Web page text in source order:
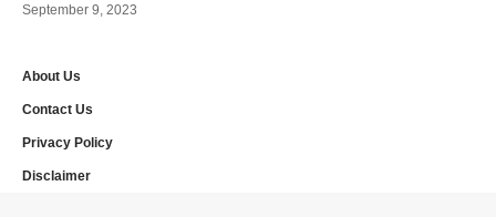
September 9, 2023
About Us
Contact Us
Privacy Policy
Disclaimer